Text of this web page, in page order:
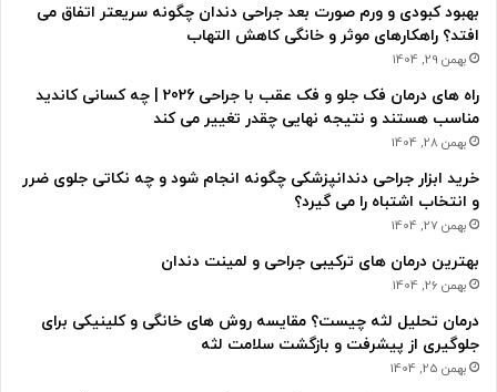
بهبود کبودی و ورم صورت بعد جراحی دندان چگونه سریعتر اتفاق می
افتد؟ راهکارهای موثر و خانگی کاهش التهاب
بهمن 29, 1404
راه های درمان فک جلو و فک عقب با جراحی 2026 | چه کسانی کاندید
مناسب هستند و نتیجه نهایی چقدر تغییر می کند
بهمن 28, 1404
خرید ابزار جراحی دندانپزشکی چگونه انجام شود و چه نکاتی جلوی ضرر
و انتخاب اشتباه را می گیرد؟
بهمن 27, 1404
بهترین درمان های ترکیبی جراحی و لمینت دندان
بهمن 26, 1404
درمان تحلیل لثه چیست؟ مقایسه روش های خانگی و کلینیکی برای
جلوگیری از پیشرفت و بازگشت سلامت لثه
بهمن 25, 1404